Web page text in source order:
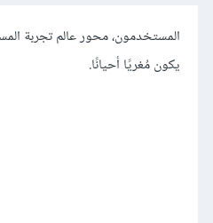
المستخدمون، محور عالم تجربة
يكون مُغريًا أحيانًا.